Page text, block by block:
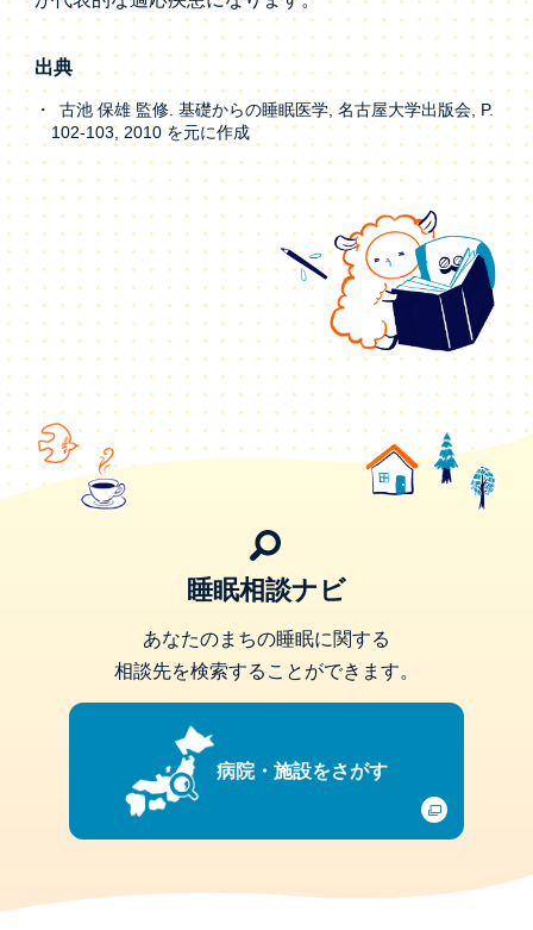
出典
古池 保雄 監修. 基礎からの睡眠医学, 名古屋大学出版会, P.
102-103, 2010 を元に作成
睡眠相談ナビ
あなたのまちの睡眠に関する
相談先を検索することができます。
病院・施設をさがす